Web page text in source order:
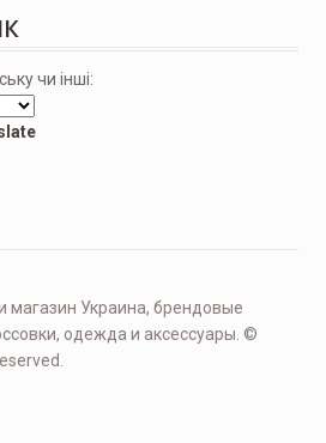
чи інші:
магазин Украина, брендовые
одежда и аксессуары. ©